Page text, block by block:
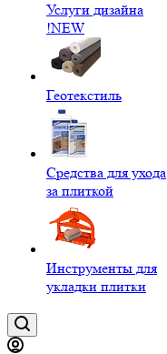
Услуги дизайна
!NEW
Геотекстиль
Средства для ухода
за плиткой
Инструменты для
укладки плитки